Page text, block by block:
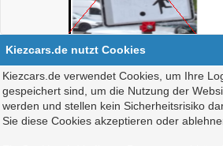
Kiezcars.de nutzt Cookies
Kiezcars.de verwendet Cookies, um Ihre
gespeichert sind, um die Nutzung der
werden und stellen kein Sicherheitsrisiko
Sie diese Cookies akzeptieren oder